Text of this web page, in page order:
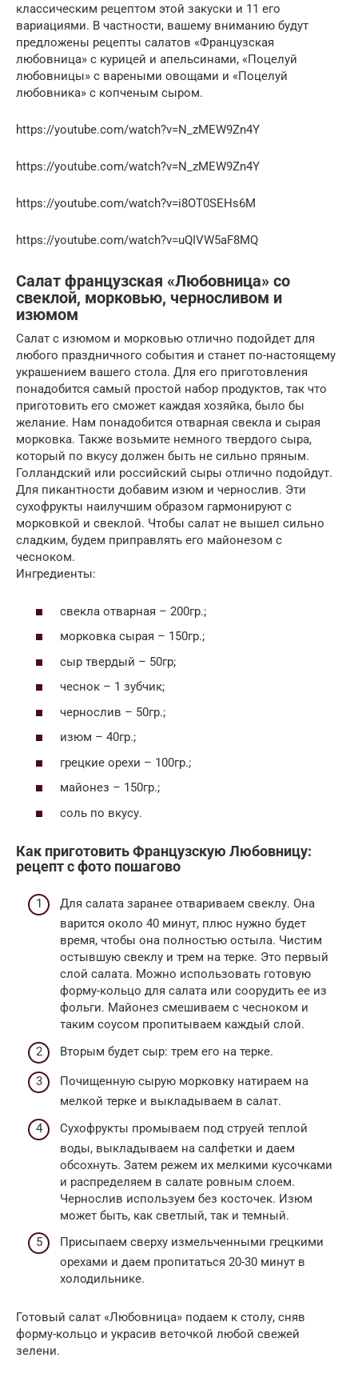
классическим рецептом этой закуски и 11 его
вариациями. В частности, вашему вниманию будут
предложены рецепты салатов «Французская
любовница» с курицей и апельсинами, «Поцелуй
любовницы» с вареными овощами и «Поцелуй
любовника» с копченым сыром.
https://youtube.com/watch?v=N_zMEW9Zn4Y
https://youtube.com/watch?v=N_zMEW9Zn4Y
https://youtube.com/watch?v=i8OT0SEHs6M
https://youtube.com/watch?v=uQIVW5aF8MQ
Салат французская «Любовница» со
свеклой, морковью, черносливом и
изюмом
Салат с изюмом и морковью отлично подойдет для
любого праздничного события и станет по-настоящему
украшением вашего стола. Для его приготовления
понадобится самый простой набор продуктов, так что
приготовить его сможет каждая хозяйка, было бы
желание. Нам понадобится отварная свекла и сырая
морковка. Также возьмите немного твердого сыра,
который по вкусу должен быть не сильно пряным.
Голландский или российский сыры отлично подойдут.
Для пикантности добавим изюм и чернослив. Эти
сухофрукты наилучшим образом гармонируют с
морковкой и свеклой. Чтобы салат не вышел сильно
сладким, будем приправлять его майонезом с
чесноком.
Ингредиенты:
свекла отварная – 200гр.;
морковка сырая – 150гр.;
сыр твердый – 50гр;
чеснок – 1 зубчик;
чернослив – 50гр.;
изюм – 40гр.;
грецкие орехи – 100гр.;
майонез – 150гр.;
соль по вкусу.
Как приготовить Французскую Любовницу:
рецепт с фото пошагово
Для салата заранее отвариваем свеклу. Она
варится около 40 минут, плюс нужно будет
время, чтобы она полностью остыла. Чистим
остывшую свеклу и трем на терке. Это первый
слой салата. Можно использовать готовую
форму-кольцо для салата или соорудить ее из
фольги. Майонез смешиваем с чесноком и
таким соусом пропитываем каждый слой.
Вторым будет сыр: трем его на терке.
Почищенную сырую морковку натираем на
мелкой терке и выкладываем в салат.
Сухофрукты промываем под струей теплой
воды, выкладываем на салфетки и даем
обсохнуть. Затем режем их мелкими кусочками
и распределяем в салате ровным слоем.
Чернослив используем без косточек. Изюм
может быть, как светлый, так и темный.
Присыпаем сверху измельченными грецкими
орехами и даем пропитаться 20-30 минут в
холодильнике.
Готовый салат «Любовница» подаем к столу, сняв
форму-кольцо и украсив веточкой любой свежей
зелени.